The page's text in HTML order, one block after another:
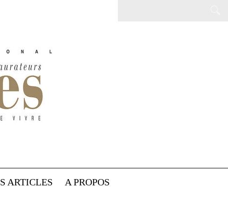
ARTICLES A PROPOS